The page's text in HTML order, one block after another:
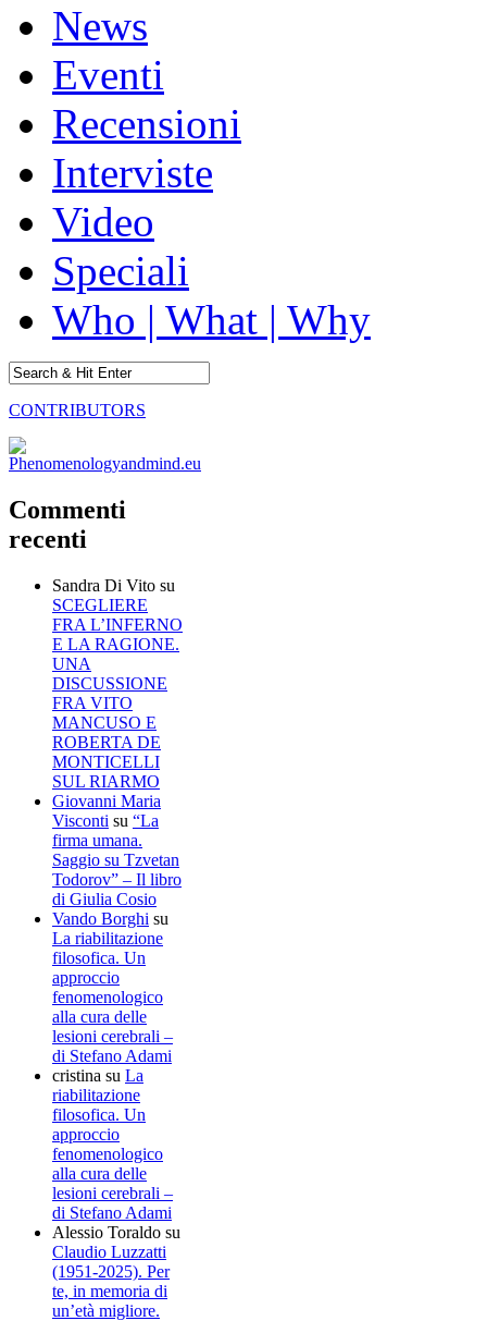
News
Eventi
Recensioni
Interviste
Video
Speciali
Who | What | Why
CONTRIBUTORS
Commenti
recenti
Sandra Di Vito su
SCEGLIERE
FRA L’INFERNO
E LA RAGIONE.
UNA
DISCUSSIONE
FRA VITO
MANCUSO E
ROBERTA DE
MONTICELLI
SUL RIARMO
Giovanni Maria
Visconti su “La
firma umana.
Saggio su Tzvetan
Todorov” – Il libro
di Giulia Cosio
Vando Borghi su
La riabilitazione
filosofica. Un
approccio
fenomenologico
alla cura delle
lesioni cerebrali –
di Stefano Adami
cristina su La
riabilitazione
filosofica. Un
approccio
fenomenologico
alla cura delle
lesioni cerebrali –
di Stefano Adami
Alessio Toraldo su
Claudio Luzzatti
(1951-2025). Per
te, in memoria di
un’età migliore.